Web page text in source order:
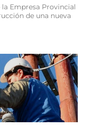
la Empresa Provincial
de una nueva